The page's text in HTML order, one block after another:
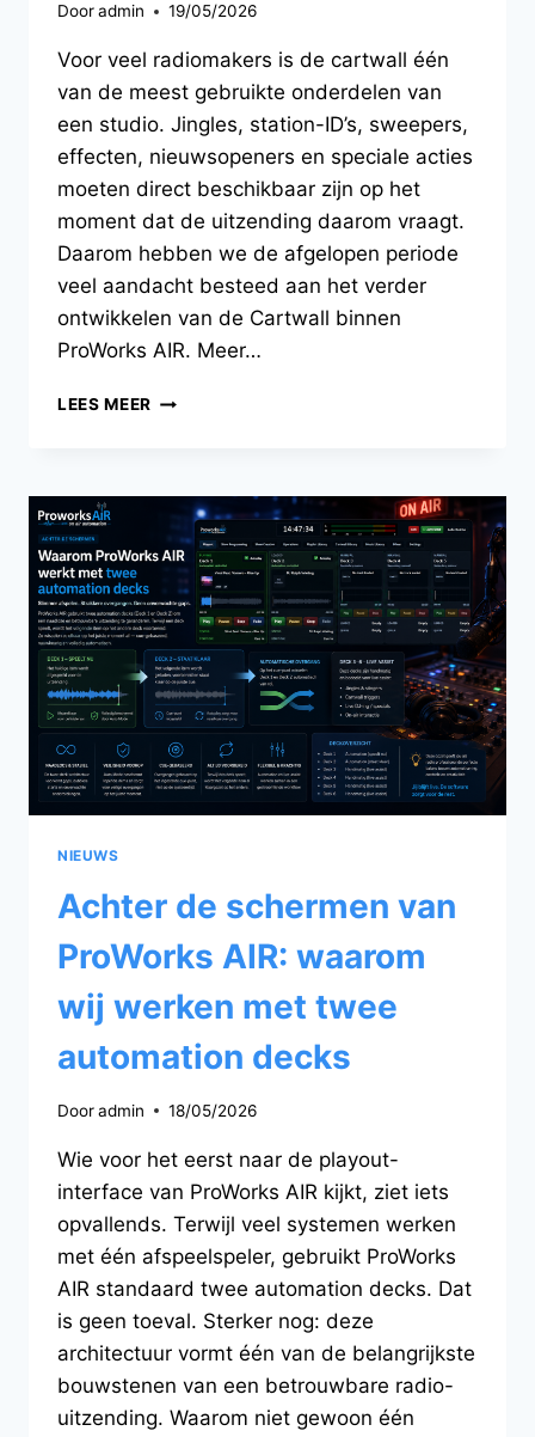
Dooradmin 19/05/2026
Voor veel radiomakers is de cartwall één
van de meest gebruikte onderdelen van
een studio. Jingles, station-ID’s, sweepers,
effecten, nieuwsopeners en speciale acties
moeten direct beschikbaar zijn op het
moment dat de uitzending daarom vraagt.
Daarom hebben we de afgelopen periode
veel aandacht besteed aan het verder
ontwikkelen van de Cartwall binnen
ProWorks AIR. Meer…
LEES MEER ACHTER
PROWORKS
DE
EVOLUTIE
VAN
DE
CARTWALL
NIEUWS
Achter de schermen van
ProWorks AIR: waarom
wij werken met twee
automation decks
Dooradmin 18/05/2026
Wie voor het eerst naar de playout-
interface van ProWorks AIR kijkt, ziet iets
opvallends. Terwijl veel systemen werken
met één afspeelspeler, gebruikt ProWorks
AIR standaard twee automation decks. Dat
is geen toeval. Sterker nog: deze
architectuur vormt één van de belangrijkste
bouwstenen van een betrouwbare radio-
uitzending. Waarom niet gewoon één